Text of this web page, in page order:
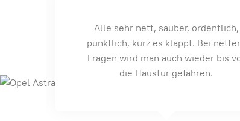
Sehr freundliches Autohaus und
einen besonders grossen Dank an
Herrn Fichte. Kann ich nur weiter
empfehlen. Daumen Hoch.